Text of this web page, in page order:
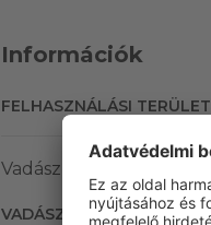
Információk
FELHASZNÁLÁSI TERÜLET
Vadász
VADÁSZATI MÓD